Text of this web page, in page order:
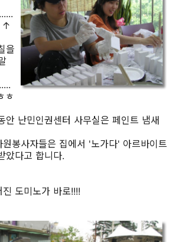
↑
을
ㅎ
안 난민인권센터 사무실은 페인트 냄새
봉사자들은 집에서 '노가다' 아르바이트
았다고 합니다.
도미노가 바로!!!!